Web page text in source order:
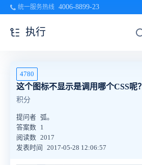
统一服务热线 4006-8899-23
执行
4780
这个图标不显示是调用哪个CSS呢？
积分
提问者 弧。
答案数 1
阅读数 2017
发表时间
2017-05-28 12:06:57